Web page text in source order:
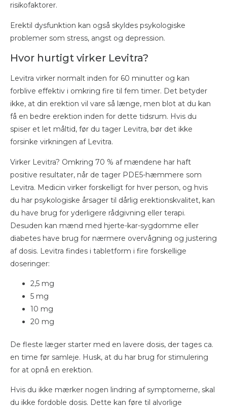
risikofaktorer.
Erektil dysfunktion kan også skyldes psykologiske
problemer som stress, angst og depression.
Hvor hurtigt virker Levitra?
Levitra virker normalt inden for 60 minutter og kan
forblive effektiv i omkring fire til fem timer. Det betyder
ikke, at din erektion vil vare så længe, men blot at du kan
få en bedre erektion inden for dette tidsrum. Hvis du
spiser et let måltid, før du tager Levitra, bør det ikke
forsinke virkningen af Levitra.
Virker Levitra? Omkring 70 % af mændene har haft
positive resultater, når de tager PDE5-hæmmere som
Levitra. Medicin virker forskelligt for hver person, og hvis
du har psykologiske årsager til dårlig erektionskvalitet, kan
du have brug for yderligere rådgivning eller terapi.
Desuden kan mænd med hjerte-kar-sygdomme eller
diabetes have brug for nærmere overvågning og justering
af dosis. Levitra findes i tabletform i fire forskellige
doseringer:
2,5 mg
5 mg
10 mg
20 mg
De fleste læger starter med en lavere dosis, der tages ca.
en time før samleje. Husk, at du har brug for stimulering
for at opnå en erektion.
Hvis du ikke mærker nogen lindring af symptomerne, skal
du ikke fordoble dosis. Dette kan føre til alvorlige